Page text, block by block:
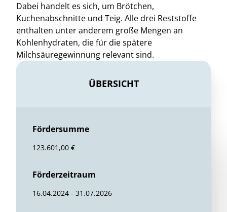
Dabei handelt es sich, um Brötchen,
Kuchenabschnitte und Teig. Alle drei Reststoffe
enthalten unter anderem große Mengen an
Kohlenhydraten, die für die spätere
Milchsäuregewinnung relevant sind.
ÜBERSICHT
Fördersumme
123.601,00 €
Förderzeitraum
16.04.2024 - 31.07.2026